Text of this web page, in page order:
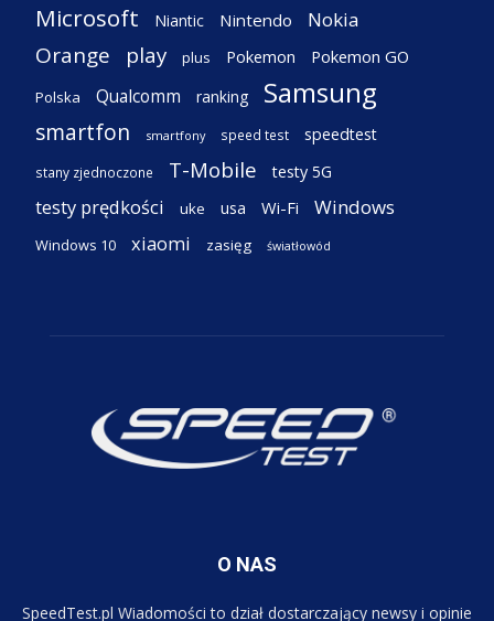
Microsoft Niantic Nintendo Nokia
Orange play plus Pokemon Pokemon GO
Polska Qualcomm ranking Samsung
smartfon smartfony speed test speedtest
stany zjednoczone T-Mobile testy 5G
testy prędkości uke usa Wi-Fi Windows
Windows 10 xiaomi zasięg światłowód
O NAS
SpeedTest.pl Wiadomości to dział dostarczający newsy i opinie